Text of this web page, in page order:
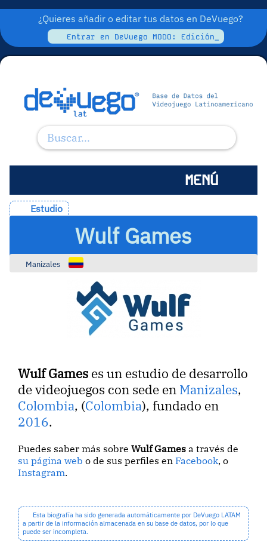
¿Quieres añadir o editar tus datos en DeVuego?
Entrar en DeVuego MODO: Edición_
MENÚ
Estudio
Wulf Games
Manizales
Wulf Games es un estudio de desarrollo
de videojuegos con sede en Manizales,
Colombia, (Colombia), fundado en
2016.
Puedes saber más sobreWulf Games a través de
su página web o de sus perfiles enFacebook, o
Instagram.
Esta biografía ha sido generada automáticamente por DeVuego LATAM
a partir de la información almacenada en su base de datos, por lo que
puede ser incompleta.